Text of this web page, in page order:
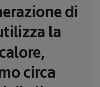
di
la
circa